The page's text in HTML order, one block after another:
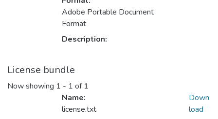
Adobe Portable Document
Format
Description:
License bundle
Now showing 1 - 1 of 1
Name:
license.txt
Down
load